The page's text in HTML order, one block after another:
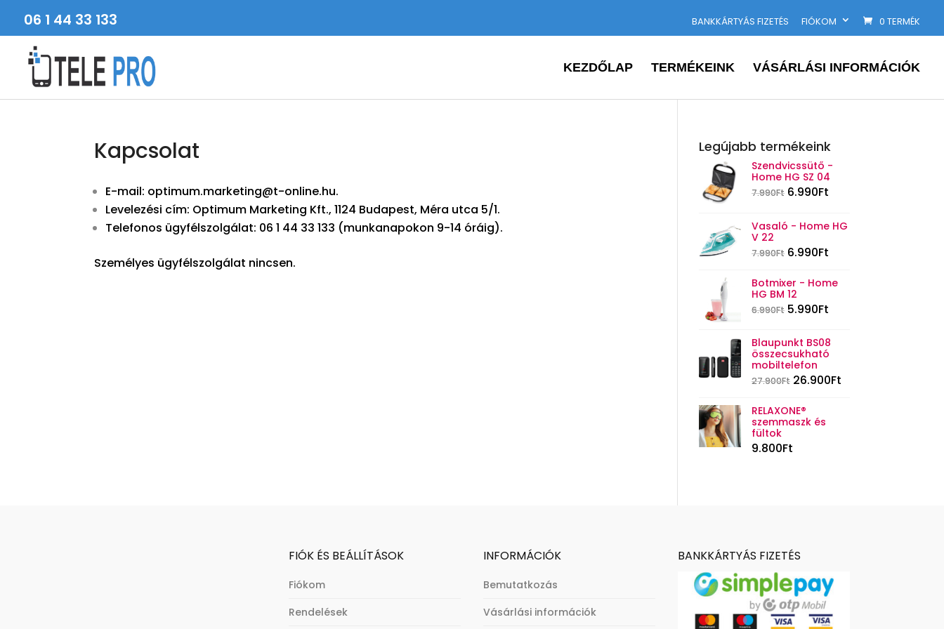
06 1 44 33 133 BANKKÁRTYÁS FIZETÉS FIÓKOM 0 TERMÉK
KEZDŐLAP TERMÉKEINK VÁSÁRLÁSI INFORMÁCIÓK
Kapcsolat
E-mail: optimum.marketing@t-online.hu.
Levelezési cím: Optimum Marketing Kft., 1124 Budapest, Méra utca 5/1.
Telefonos ügyfélszolgálat: 06 1 44 33 133 (munkanapokon 9-14 óráig).
Személyes ügyfélszolgálat nincsen.
Legújabb termékeink
Szendvicssütő -
Home HG SZ 04
7.990Ft 6.990Ft
Vasaló - Home HG
V 22
7.990Ft 6.990Ft
Botmixer - Home
HG BM 12
6.990Ft 5.990Ft
Blaupunkt BS08
összecsukható
mobiltelefon
27.900Ft 26.900Ft
RELAXONE®
szemmaszk és
fültok
9.800Ft
FIÓK ÉS BEÁLLÍTÁSOK
Fiókom
Rendelések
INFORMÁCIÓK
Bemutatkozás
Vásárlási információk
BANKKÁRTYÁS FIZETÉS